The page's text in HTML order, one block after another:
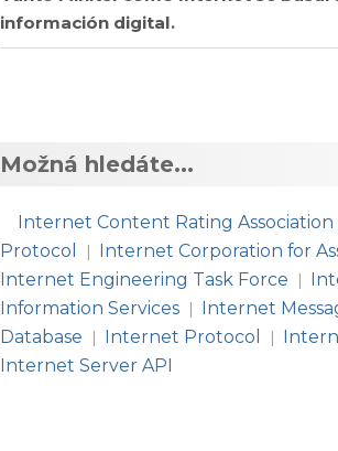
información digital.
Možná hledáte...
Internet Content Rating Association
Protocol
|
Internet Corporation for
Internet Engineering Task Force
|
Information Services |
Internet
Database
| Internet Protocol |
Internet Server API